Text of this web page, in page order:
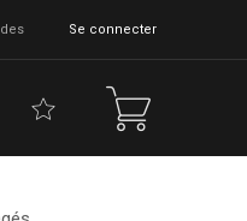
Se connecter